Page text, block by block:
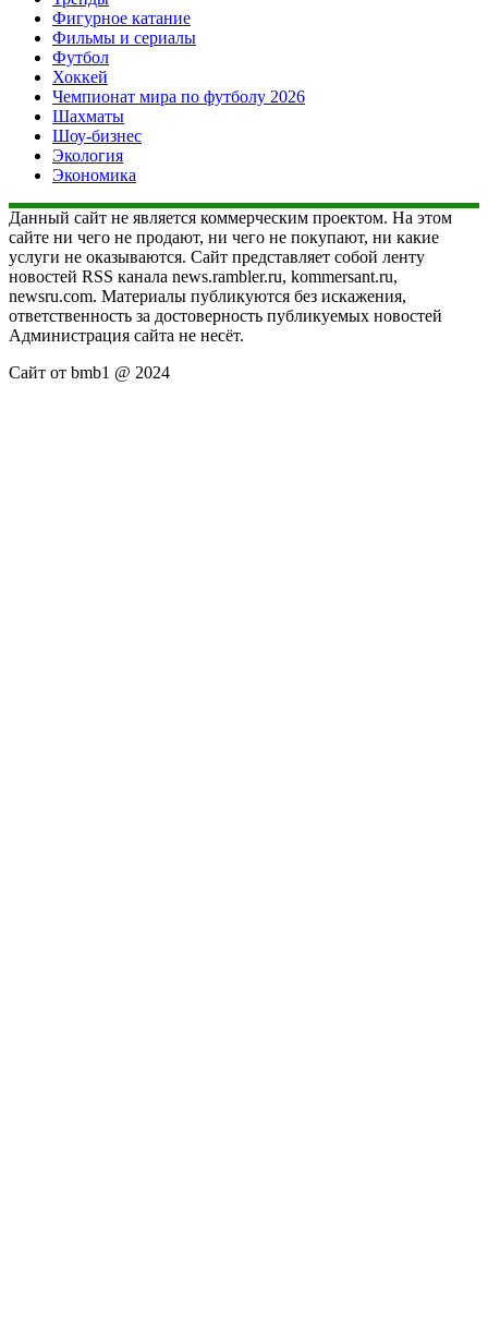
Фигурное катание
Фильмы и сериалы
Футбол
Хоккей
Чемпионат мира по футболу 2026
Шахматы
Шоу-бизнес
Экология
Экономика
Данный сайт не является коммерческим проектом. На этом
сайте ни чего не продают, ни чего не покупают, ни какие
услуги не оказываются. Сайт представляет собой ленту
новостей RSS канала news.rambler.ru, kommersant.ru,
newsru.com. Материалы публикуются без искажения,
ответственность за достоверность публикуемых новостей
Администрация сайта не несёт.
Сайт от bmb1 @ 2024